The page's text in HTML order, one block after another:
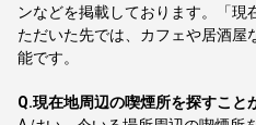
ンなどを掲載しております。「
ただいた先では、カフェや居酒屋
能です。
Q.現在地周辺の喫煙所を探すこと